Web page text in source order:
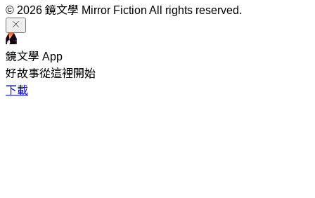
© 2026 鏡文學 Mirror Fiction All rights reserved.
鏡文學 App
好故事從這裡開始
下載